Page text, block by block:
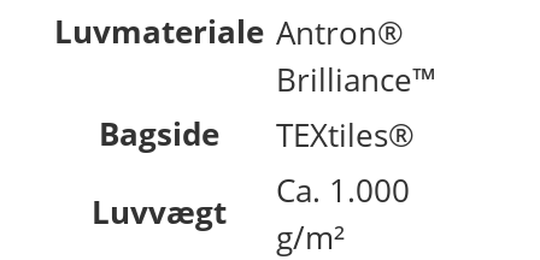
Luvmateriale Antron®
Brilliance™
Bagside
TEXtiles®
Luvvægt
Ca. 1.000
g/m²